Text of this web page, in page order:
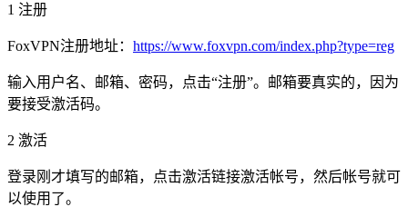
1 注册
FoxVPN注册地址： https://www.foxvpn.com/index.php?type=reg
输入用户名、邮箱、密码，点击“注册”。邮箱要真实的，因为
要接受激活码。
2 激活
登录刚才填写的邮箱，点击激活链接激活帐号，然后帐号就可
以使用了。